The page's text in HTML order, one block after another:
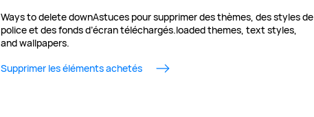
Ways to delete downAstuces pour supprimer des thèmes, des styles de
police et des fonds d’écran téléchargés.loaded themes, text styles,
and wallpapers.
Supprimer les éléments achetés